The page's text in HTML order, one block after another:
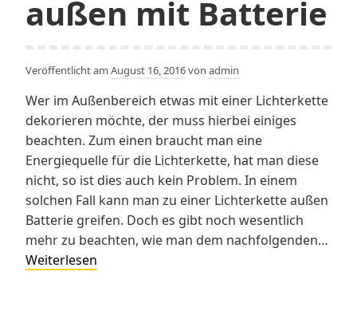
außen mit Batterie
Veröffentlicht am August 16, 2016von admin
Wer im Außenbereich etwas mit einer Lichterkette
dekorieren möchte, der muss hierbei einiges
beachten. Zum einen braucht man eine
Energiequelle für die Lichterkette, hat man diese
nicht, so ist dies auch kein Problem. In einem
solchen Fall kann man zu einer Lichterkette außen
Batterie greifen. Doch es gibt noch wesentlich
mehr zu beachten, wie man dem nachfolgenden…
Weiterlesen